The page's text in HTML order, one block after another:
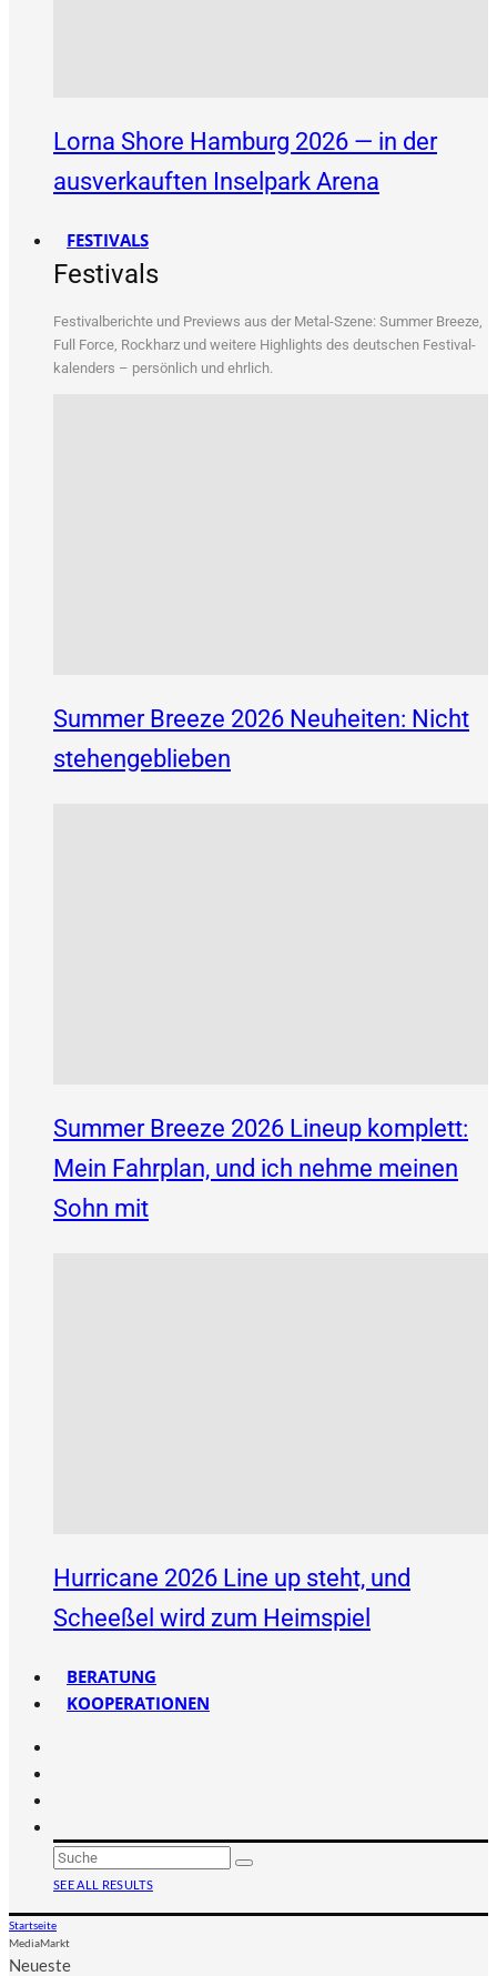
Lorna Shore Hamburg 2026 — in der
ausverkauften Inselpark Arena
FESTIVALS
Festivals
Fes­ti­val­be­rich­te und Pre­views aus der Metal-Sze­ne: Sum­mer Bree­ze,
Full Force, Rock­harz und wei­te­re High­lights des deut­schen Fes­ti­val­
ka­len­ders – per­sön­lich und ehrlich.
Summer Breeze 2026 Neuheiten: Nicht
stehengeblieben
Summer Breeze 2026 Lineup komplett:
Mein Fahrplan, und ich nehme meinen
Sohn mit
Hurricane 2026 Line up steht, und
Scheeßel wird zum Heimspiel
BERATUNG
KOOPERATIONEN
SEE ALL RESULTS
Startseite
MediaMarkt
Neueste